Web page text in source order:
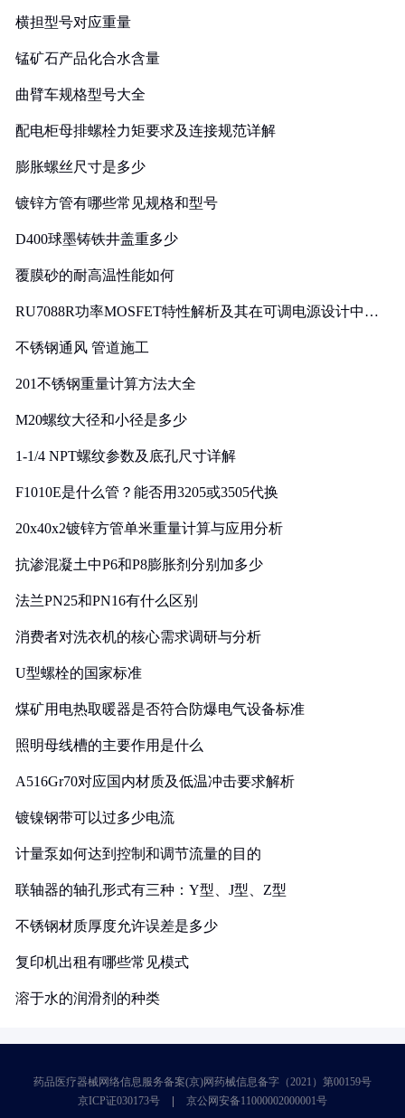
横担型号对应重量
锰矿石产品化合水含量
曲臂车规格型号大全
配电柜母排螺栓力矩要求及连接规范详解
膨胀螺丝尺寸是多少
镀锌方管有哪些常见规格和型号
D400球墨铸铁井盖重多少
覆膜砂的耐高温性能如何
RU7088R功率MOSFET特性解析及其在可调电源设计中的
不锈钢通风 管道施工
201不锈钢重量计算方法大全
M20螺纹大径和小径是多少
1-1/4 NPT螺纹参数及底孔尺寸详解
F1010E是什么管？能否用3205或3505代换
20x40x2镀锌方管单米重量计算与应用分析
抗渗混凝土中P6和P8膨胀剂分别加多少
法兰PN25和PN16有什么区别
消费者对洗衣机的核心需求调研与分析
U型螺栓的国家标准
煤矿用电热取暖器是否符合防爆电气设备标准
照明母线槽的主要作用是什么
A516Gr70对应国内材质及低温冲击要求解析
镀镍钢带可以过多少电流
计量泵如何达到控制和调节流量的目的
联轴器的轴孔形式有三种：Y型、J型、Z型
不锈钢材质厚度允许误差是多少
复印机出租有哪些常见模式
溶于水的润滑剂的种类
药品医疗器械网络信息服务备案(京)网药械信息备字（2021）第00159号
京ICP证030173号
京公网安备11000002000001号